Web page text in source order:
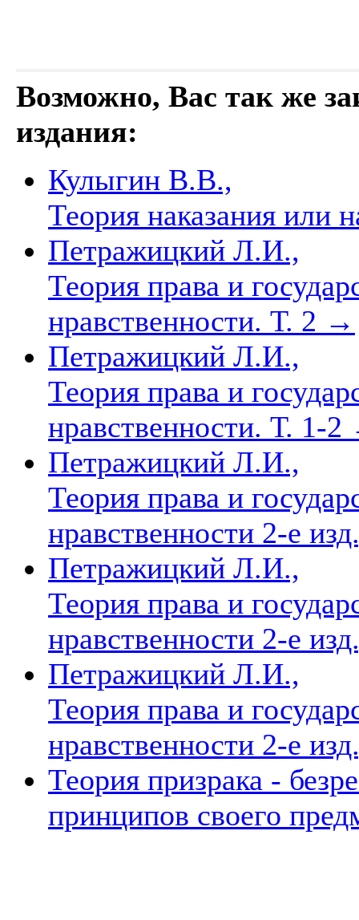
Возможно, Вас так же
издания:
Кулыгин В.В.,
Теория наказания или
Петражицкий Л.И.,
Теория права и
нравственности. Т. 2 →
Петражицкий Л.И.,
Теория права и
нравственности. Т. 1-2
Петражицкий Л.И.,
Теория права и
нравственности 2-е
Петражицкий Л.И.,
Теория права и
нравственности 2-е
Петражицкий Л.И.,
Теория права и
нравственности 2-е
Теория призрака -
принципов своего